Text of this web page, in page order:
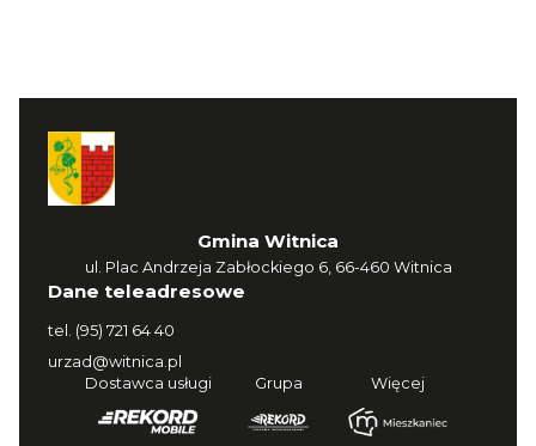
Gmina Witnica
ul. Plac Andrzeja Zabłockiego 6, 66-460 Witnica
Dane teleadresowe
tel. (95) 721 64 40
urzad@witnica.pl
Dostawca usługi
Grupa Więcej